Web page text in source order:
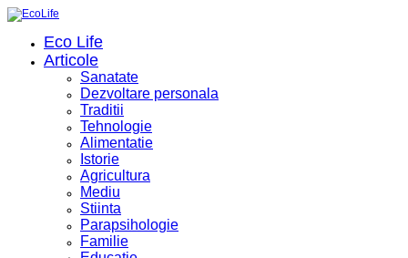
Eco Life
Articole
Sanatate
Dezvoltare personala
Traditii
Tehnologie
Alimentatie
Istorie
Agricultura
Mediu
Stiinta
Parapsihologie
Familie